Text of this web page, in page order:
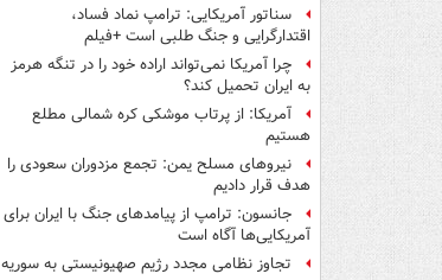
سناتور آمریکایی: ترامپ نماد فساد،
اقتدارگرایی و جنگ طلبی است +فیلم
چرا آمریکا نمی‌تواند اراده خود را در تنگه هرمز
به ایران تحمیل کند؟
آمریکا: از پرتاب موشکی کره شمالی مطلع
هستیم
نیروهای مسلح یمن: تجمع مزدوران سعودی را
هدف قرار دادیم
جانسون: ترامپ از پیامدهای جنگ با ایران برای
آمریکایی‌ها آگاه است
تجاوز نظامی مجدد رژیم صهیونیستی به سوریه